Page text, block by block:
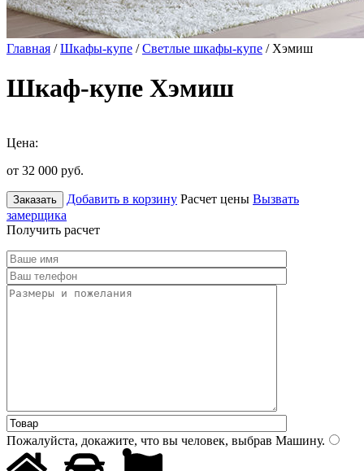
Главная /Шкафы-купе /Светлые шкафы-купе / Хэмиш
Шкаф-купе Хэмиш
Цена:
от 32 000 руб.
Заказать Добавить в корзину Расчет цены Вызвать
замерщика
Получить расчет
Пожалуйста, докажите, что вы человек, выбрав Машину.